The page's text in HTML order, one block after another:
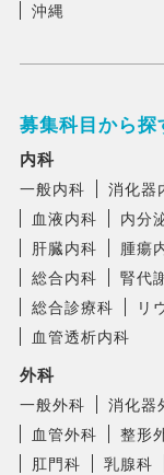
沖縄
募集科目から探
内科
一般内科 消化器
血液内科
内分
肝臓内科
腫瘍
総合内科
腎代
総合診療科
リ
血管透析内科
外科
一般外科 消化器
血管外科
整形
肛門科
乳腺科